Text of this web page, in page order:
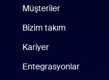
Müşteriler
Bizim takım
Kariyer
Entegrasyonlar